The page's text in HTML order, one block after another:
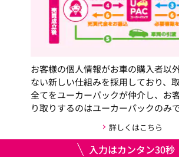
お客様の個人情報がお車の購入者以
ない新しい仕組みを採用しており、
全てをユーカーパックが仲介し、お
り取りするのはユーカーパックのみで
詳しくはこちら
入力はカンタン30秒